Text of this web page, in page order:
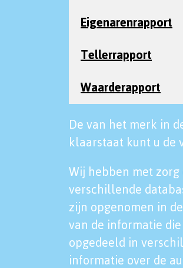
Eigenarenrapport
Tellerrapport
Waarderapport
De van het merk in
klaarstaat kunt u de
Wij hebben met
verschillende
zijn opgenomen in
van de informatie
opgedeeld in
informatie over de